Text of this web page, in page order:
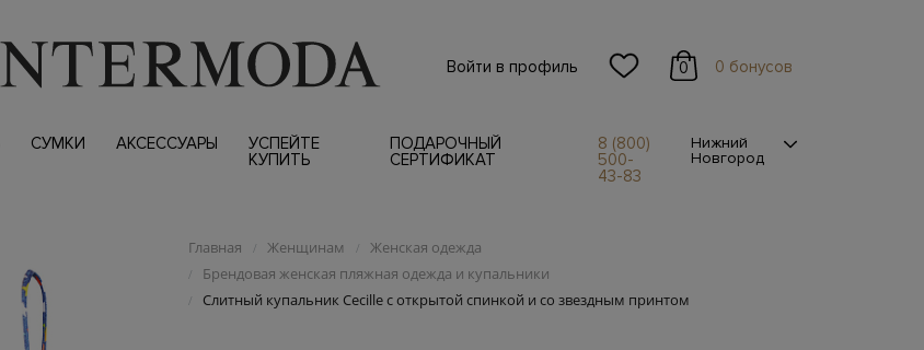
Войти в профиль 0 0 бонусов
СУМКИ АКСЕССУАРЫ
УСПЕЙТЕ
КУПИТЬ
ПОДАРОЧНЫЙ
СЕРТИФИКАТ
8 (800)
500-
43-83
Нижний
Новгород
Главная / Женщинам / Женская одежда
/ Брендовая женская пляжная одежда и купальники
/ Слитный купальник Cecille с открытой спинкой и со звездным принтом